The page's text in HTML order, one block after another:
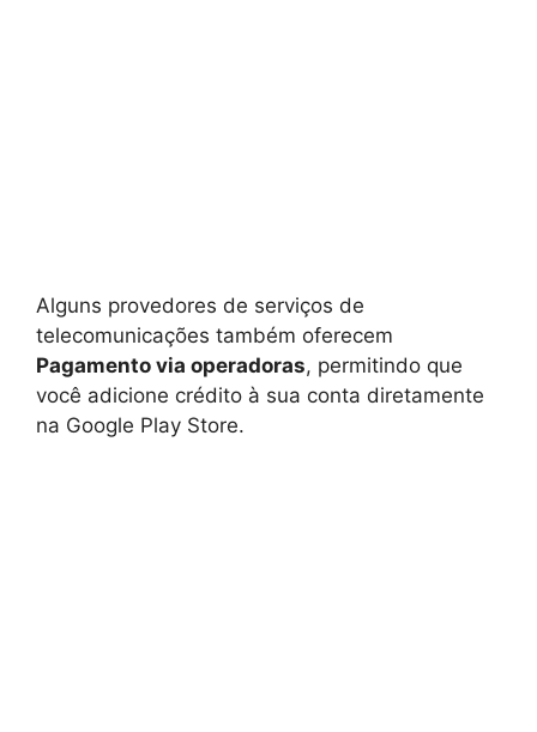
Alguns provedores de serviços de
telecomunicações também oferecem
Pagamento via operadoras, permitindo que
você adicione crédito à sua conta diretamente
na Google Play Store.